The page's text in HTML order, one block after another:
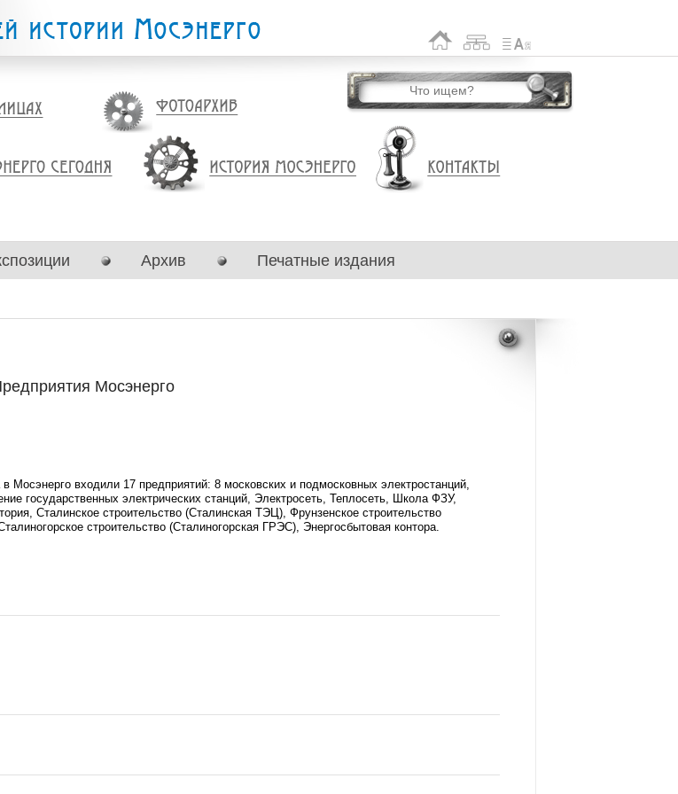
Архив Печатные издания
Мосэнерго
в Мосэнерго входили 17 предприятий: 8 московских и подмосковных электростанций,
государственных электрических станций, Электросеть, Теплосеть, Школа ФЗУ,
Сталинское строительство (Сталинская ТЭЦ), Фрунзенское строительство
строительство (Сталиногорская ГРЭС), Энергосбытовая контора.